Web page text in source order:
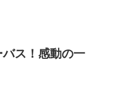
ス！感動の一